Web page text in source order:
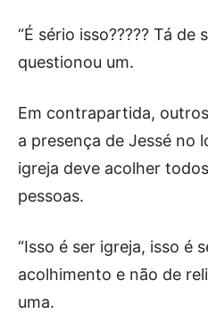
“É sério isso????? Tá de
questionou um.
Em contrapartida,
a presença de Jessé no
igreja deve acolher
pessoas.
“Isso é ser igreja, isso é
acolhimento e não de
uma.